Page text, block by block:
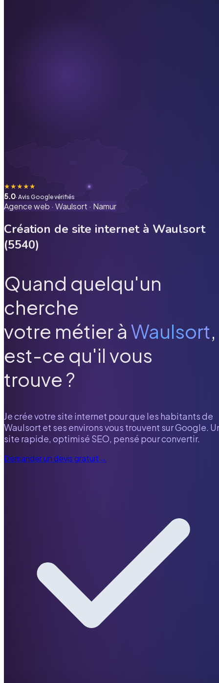
★★★★★
5.0· Avis Google vérifiés
Agence web · Waulsort · Namur
Création de site internet à Waulsort
(5540)
Quand quelqu'un
cherche
votre métier à Waulsort,
est-ce qu'il vous
trouve ?
Je crée votre site internet pour que les habitants de
Waulsort et ses environs vous trouvent sur Google.
site rapide, optimisé SEO, pensé pour convertir.
Demander un devis gratuit→